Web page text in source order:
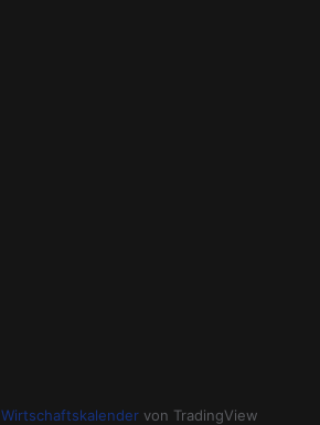
Wirtschaftskalendervon TradingView